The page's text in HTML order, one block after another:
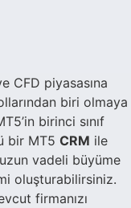
CFD piyasasına
biri olmaya
birinci sınıf
bir MT5 CRM ile
vadeli büyüme
oluşturabilirsiniz.
firmanızı